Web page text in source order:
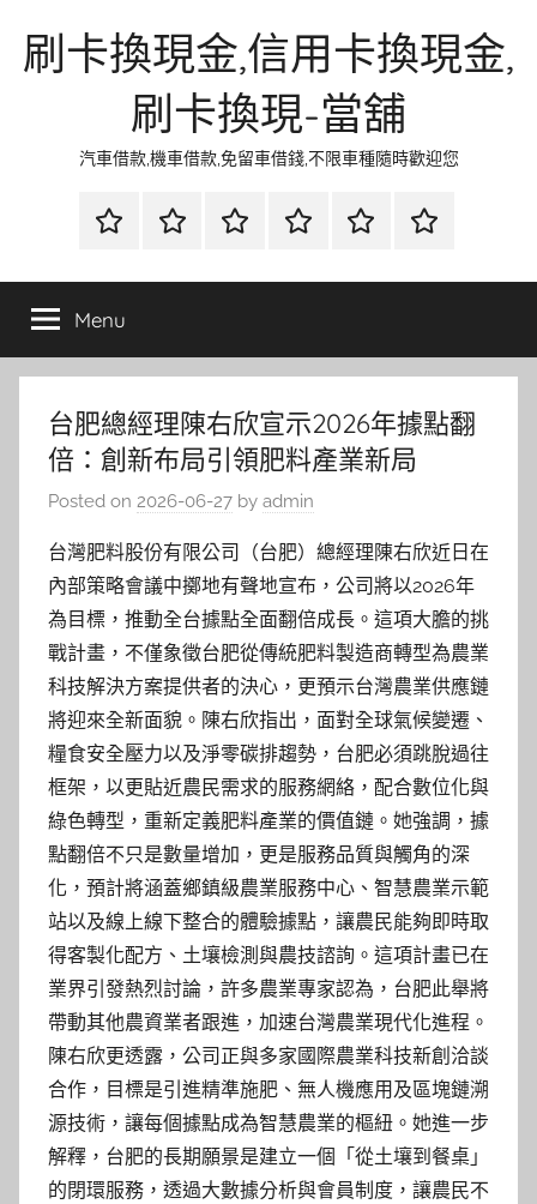
刷卡換現金,信用卡換現金,
刷卡換現-當舖
汽車借款,機車借款,免留車借錢,不限車種隨時歡迎您
首
當
金
網
資
流
時
環
清
聯
徵
Menu
台肥總經理陳右欣宣示2026年據點翻
倍：創新布局引領肥料產業新局
Posted on 2026-06-27 by admin
台灣肥料股份有限公司（台肥）總經理陳右欣近日在
內部策略會議中擲地有聲地宣布，公司將以2026年
為目標，推動全台據點全面翻倍成長。這項大膽的挑
戰計畫，不僅象徵台肥從傳統肥料製造商轉型為農業
科技解決方案提供者的決心，更預示台灣農業供應鏈
將迎來全新面貌。陳右欣指出，面對全球氣候變遷、
糧食安全壓力以及淨零碳排趨勢，台肥必須跳脫過往
框架，以更貼近農民需求的服務網絡，配合數位化與
綠色轉型，重新定義肥料產業的價值鏈。她強調，據
點翻倍不只是數量增加，更是服務品質與觸角的深
化，預計將涵蓋鄉鎮級農業服務中心、智慧農業示範
站以及線上線下整合的體驗據點，讓農民能夠即時取
得客製化配方、土壤檢測與農技諮詢。這項計畫已在
業界引發熱烈討論，許多農業專家認為，台肥此舉將
帶動其他農資業者跟進，加速台灣農業現代化進程。
陳右欣更透露，公司正與多家國際農業科技新創洽談
合作，目標是引進精準施肥、無人機應用及區塊鏈溯
源技術，讓每個據點成為智慧農業的樞紐。她進一步
解釋，台肥的長期願景是建立一個「從土壤到餐桌」
的閉環服務，透過大數據分析與會員制度，讓農民不